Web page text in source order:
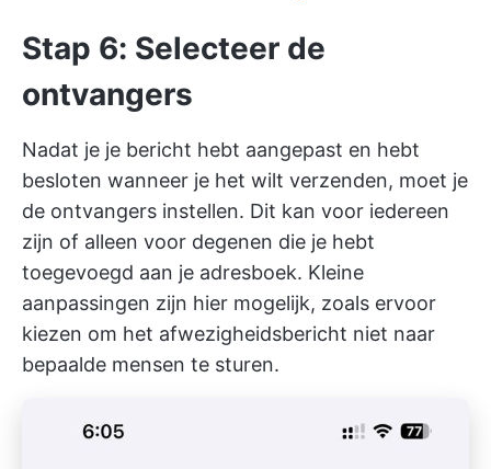
Stap 6: Selecteer de
ontvangers
Nadat je je bericht hebt aangepast en hebt
besloten wanneer je het wilt verzenden, moet je
de ontvangers instellen. Dit kan voor iedereen
zijn of alleen voor degenen die je hebt
toegevoegd aan je adresboek. Kleine
aanpassingen zijn hier mogelijk, zoals ervoor
kiezen om het afwezigheidsbericht niet naar
bepaalde mensen te sturen.